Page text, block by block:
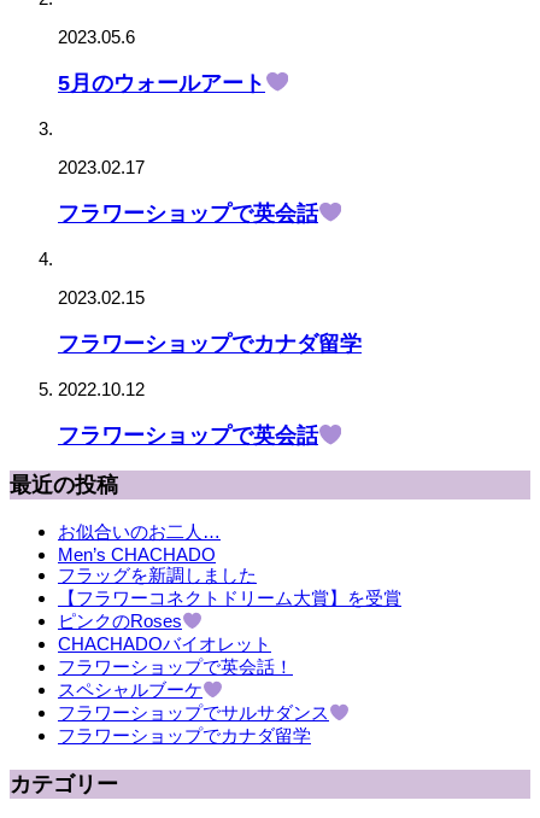
2023.05.6
5月のウォールアート
2023.02.17
フラワーショップで英会話
2023.02.15
フラワーショップでカナダ留学
2022.10.12
フラワーショップで英会話
最近の投稿
お似合いのお二人…
Men’s CHACHADO
フラッグを新調しました
【フラワーコネクトドリーム大賞】を受賞
ピンクのRoses
CHACHADOバイオレット
フラワーショップで英会話！
スペシャルブーケ
フラワーショップでサルサダンス
フラワーショップでカナダ留学
カテゴリー